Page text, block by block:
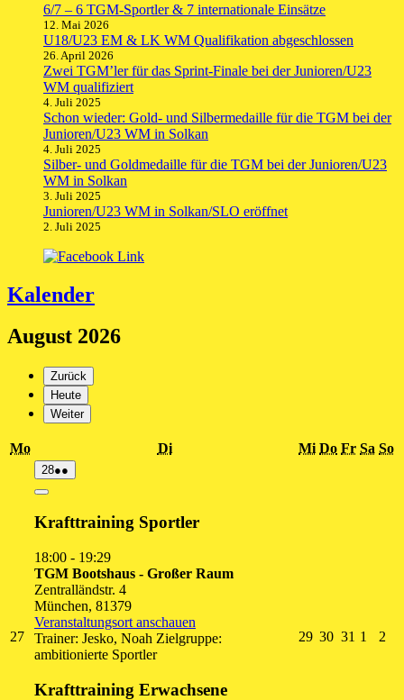
6/7 – 6 TGM-Sportler & 7 internationale Einsätze
12. Mai 2026
U18/U23 EM & LK WM Qualifikation abgeschlossen
26. April 2026
Zwei TGM’ler für das Sprint-Finale bei der Junioren/U23
WM qualifiziert
4. Juli 2025
Schon wieder: Gold- und Silbermedaille für die TGM bei der
Junioren/U23 WM in Solkan
4. Juli 2025
Silber- und Goldmedaille für die TGM bei der Junioren/U23
WM in Solkan
3. Juli 2025
Junioren/U23 WM in Solkan/SLO eröffnet
2. Juli 2025
Kalender
August 2026
Zurück
Heute
Weiter
MoMontag DiDienstag MiMittwoch
Do FrFreitag
Sa So
2727.
Juli
2828.
Juli
●●
Veranstaltungen)
Close
Krafttraining Sportler
18:00 - 19:29
TGM Bootshaus - Großer Raum
Zentralländstr. 4
München, 81379
Veranstaltungsort anschauen
Trainer: Jesko, Noah Zielgruppe:
ambitionierte Sportler
Krafttraining Erwachsene
2929.
3030.
31 31.
1 2